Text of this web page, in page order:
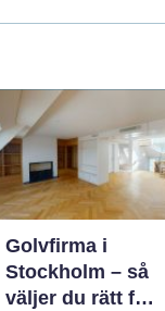
Golvfirma i
Stockholm – så
väljer du rätt för